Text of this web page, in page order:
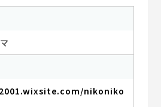
nikoniko